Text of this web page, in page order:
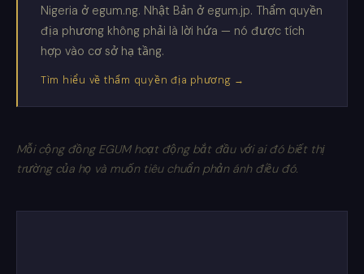
Nigeria ở egum.ng. Nhật Bản ở egum.jp. Thẩm quyền
địa phương không phải là lời hứa — nó được tích
hợp vào cơ sở hạ tầng.
Tìm hiểu về thẩm quyền địa phương →
Mỗi cộng đồng EGUM hoạt động bắt đầu với ai đó biết thị
trường của họ và muốn tiêu chuẩn phản ánh điều đó.